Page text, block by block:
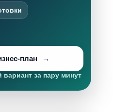
план
за пару минут